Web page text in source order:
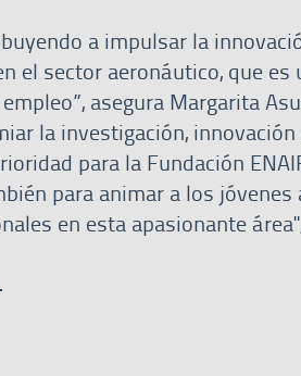
a impulsar la
el sector aeronáutico, que
asegura Margarita
la investigación,
para la Fundación
para animar a los jóvenes
en esta apasionante